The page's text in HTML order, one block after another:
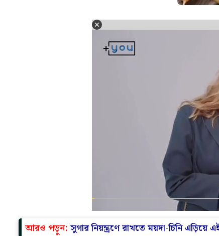
আরও পড়ুন: সুগার নিয়ন্ত্রণে রাখতে ময়দা-চিনি